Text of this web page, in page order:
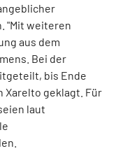
"Mit weiteren
aus dem
Bei der
bis Ende
Xarelto geklagt. Für
laut